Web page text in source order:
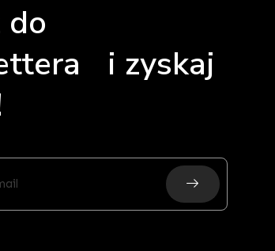
do
i zyskaj
Submit